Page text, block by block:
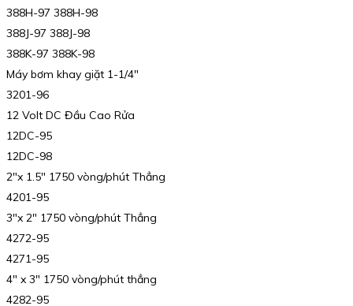
388H-97 388H-98
388J-97 388J-98
388K-97 388K-98
Máy bơm khay giặt 1-1/4″
3201-96
12 Volt DC Đầu Cao Rửa
12DC-95
12DC-98
2″x 1.5″ 1750 vòng/phút Thẳng
4201-95
3″x 2″ 1750 vòng/phút Thẳng
4272-95
4271-95
4″ x 3″ 1750 vòng/phút thẳng
4282-95